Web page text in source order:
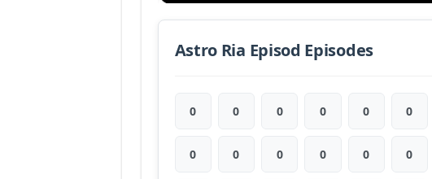
Astro Ria Episod Episodes
0 0 0 0 0 0
0 0 0 0 0 0